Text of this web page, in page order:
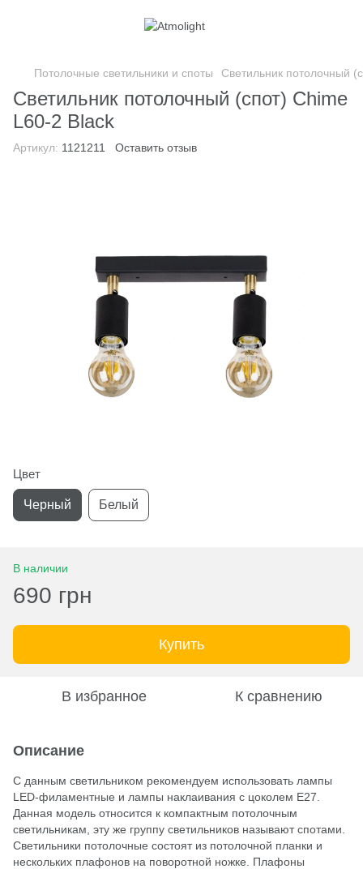
Потолочные светильники и споты Светильник потолочный
Светильник потолочный (спот) Chime
L60-2 Black
Артикул: 1121211 Оставить отзыв
Цвет
Черный Белый
В наличии
690 грн
Купить
В избранное К сравнению
Описание
С данным светильником рекомендуем использовать лампы
LED-филаментные и лампы наклаивания с цоколем Е27.
Данная модель относится к компактным потолочным
светильникам, эту же группу светильников называют спотами.
Светильники потолочные состоят из потолочной планки и
нескольких плафонов на поворотной ножке. Плафоны